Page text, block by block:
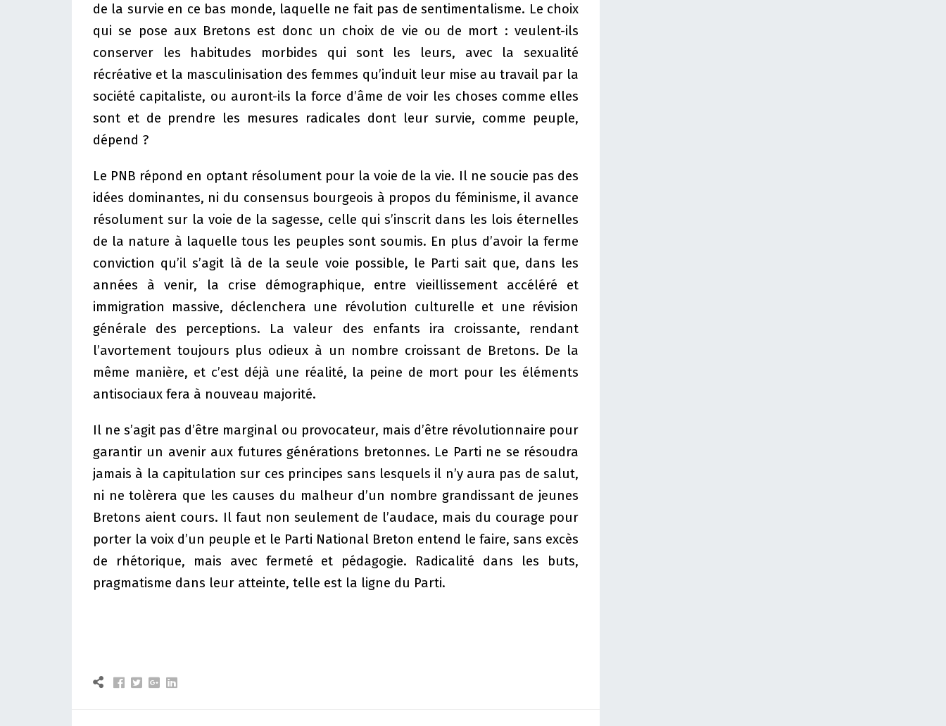
de la survie en ce bas monde, laquelle ne fait pas de sentimentalisme. Le choix
qui se pose aux Bretons est donc un choix de vie ou de mort : veulent-ils
conserver les habitudes morbides qui sont les leurs, avec la sexualité
récréative et la masculinisation des femmes qu’induit leur mise au travail par la
société capitaliste, ou auront-ils la force d’âme de voir les choses comme elles
sont et de prendre les mesures radicales dont leur survie, comme peuple,
dépend ?
Le PNB répond en optant résolument pour la voie de la vie. Il ne soucie pas des
idées dominantes, ni du consensus bourgeois à propos du féminisme, il avance
résolument sur la voie de la sagesse, celle qui s’inscrit dans les lois éternelles
de la nature à laquelle tous les peuples sont soumis. En plus d’avoir la ferme
conviction qu’il s’agit là de la seule voie possible, le Parti sait que, dans les
années à venir, la crise démographique, entre vieillissement accéléré et
immigration massive, déclenchera une révolution culturelle et une révision
générale des perceptions. La valeur des enfants ira croissante, rendant
l’avortement toujours plus odieux à un nombre croissant de Bretons. De la
même manière, et c’est déjà une réalité, la peine de mort pour les éléments
antisociaux fera à nouveau majorité.
Il ne s’agit pas d’être marginal ou provocateur, mais d’être révolutionnaire pour
garantir un avenir aux futures générations bretonnes. Le Parti ne se résoudra
jamais à la capitulation sur ces principes sans lesquels il n’y aura pas de salut,
ni ne tolèrera que les causes du malheur d’un nombre grandissant de jeunes
Bretons aient cours. Il faut non seulement de l’audace, mais du courage pour
porter la voix d’un peuple et le Parti National Breton entend le faire, sans excès
de rhétorique, mais avec fermeté et pédagogie. Radicalité dans les buts,
pragmatisme dans leur atteinte, telle est la ligne du Parti.